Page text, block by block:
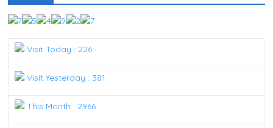
Visit Today : 226
Visit Yesterday : 381
This Month : 2966